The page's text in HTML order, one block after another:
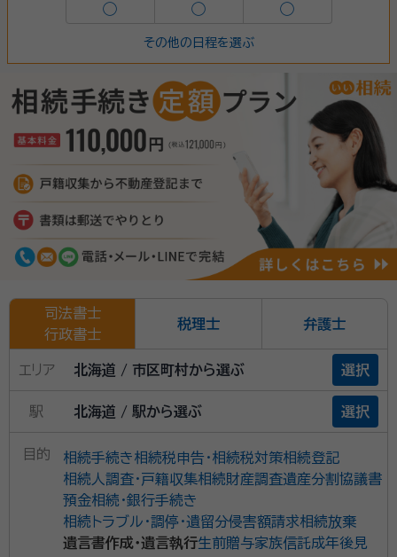
◯ ◯ ◯
その他の日程を選ぶ
司法書士
行政書士
税理士 弁護士
エリア 北海道 / 市区町村から選ぶ 選択
駅 北海道 / 駅から選ぶ 選択
目的 相続手続き相続税申告・相続税対策相続登記
相続人調査・戸籍収集相続財産調査遺産分割協議書
預金相続・銀行手続き
相続トラブル・調停・遺留分侵害額請求相続放棄
遺言書作成・遺言執行生前贈与家族信託成年後見